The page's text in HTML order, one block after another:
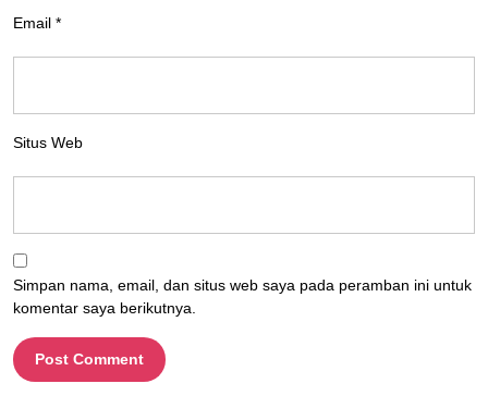
Email *
Situs Web
Simpan nama, email, dan situs web saya pada peramban ini untuk
komentar saya berikutnya.